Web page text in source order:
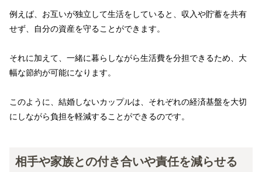
例えば、お互いが独立して生活をしていると、収入や貯蓄を共有
せず、自分の資産を守ることができます。
それに加えて、一緒に暮らしながら生活費を分担できるため、大
幅な節約が可能になります。
このように、結婚しないカップルは、それぞれの経済基盤を大切
にしながら負担を軽減することができるのです。
相手や家族との付き合いや責任を減らせる